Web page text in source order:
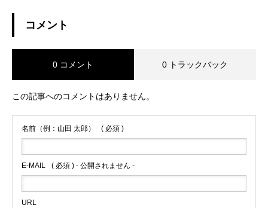
コメント
0 コメント 0 トラックバック
この記事へのコメントはありません。
名前（例：山田 太郎） ( 必須 )
E-MAIL ( 必須 ) - 公開されません -
URL